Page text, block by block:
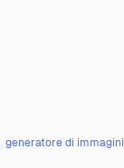
generatore di immagini